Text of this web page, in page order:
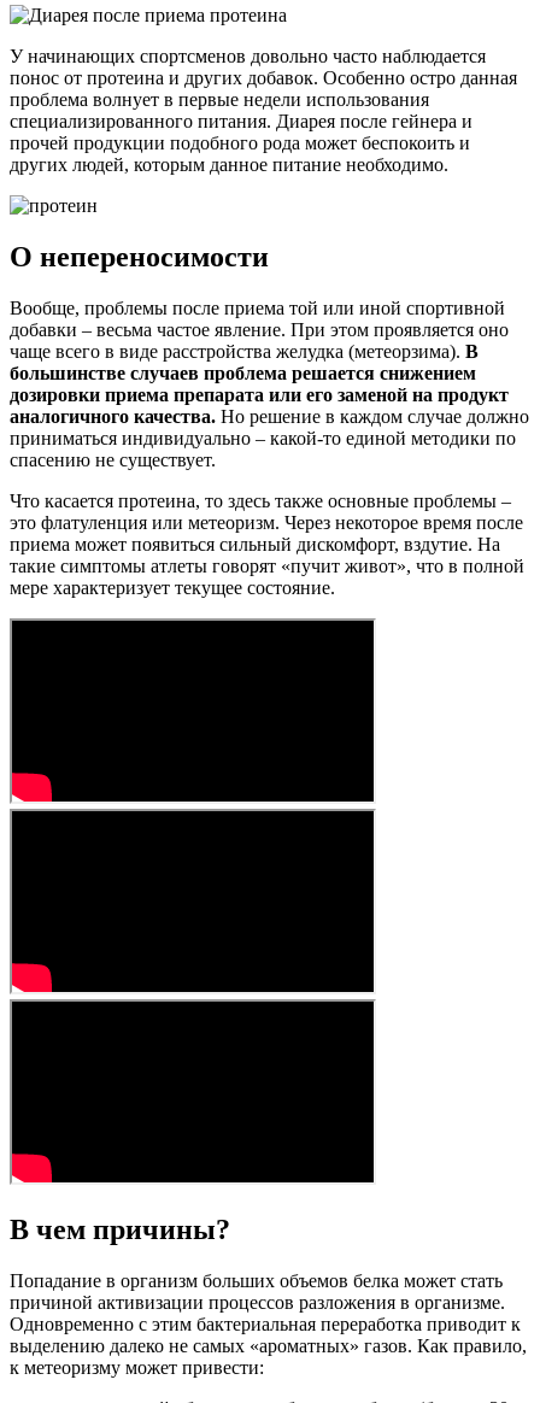
У начинающих спортсменов довольно часто наблюдается
понос от протеина и других добавок. Особенно остро данная
проблема волнует в первые недели использования
специализированного питания. Диарея после гейнера и
прочей продукции подобного рода может беспокоить и
других людей, которым данное питание необходимо.
О непереносимости
Вообще, проблемы после приема той или иной спортивной
добавки – весьма частое явление. При этом проявляется оно
чаще всего в виде расстройства желудка (метеорзима). В
большинстве случаев проблема решается снижением
дозировки приема препарата или его заменой на продукт
аналогичного качества. Но решение в каждом случае должно
приниматься индивидуально – какой-то единой методики по
спасению не существует.
Что касается протеина, то здесь также основные проблемы –
это флатуленция или метеоризм. Через некоторое время после
приема может появиться сильный дискомфорт, вздутие. На
такие симптомы атлеты говорят «пучит живот», что в полной
мере характеризует текущее состояние.
В чем причины?
Попадание в организм больших объемов белка может стать
причиной активизации процессов разложения в организме.
Одновременно с этим бактериальная переработка приводит к
выделению далеко не самых «ароматных» газов. Как правило,
к метеоризму может привести: